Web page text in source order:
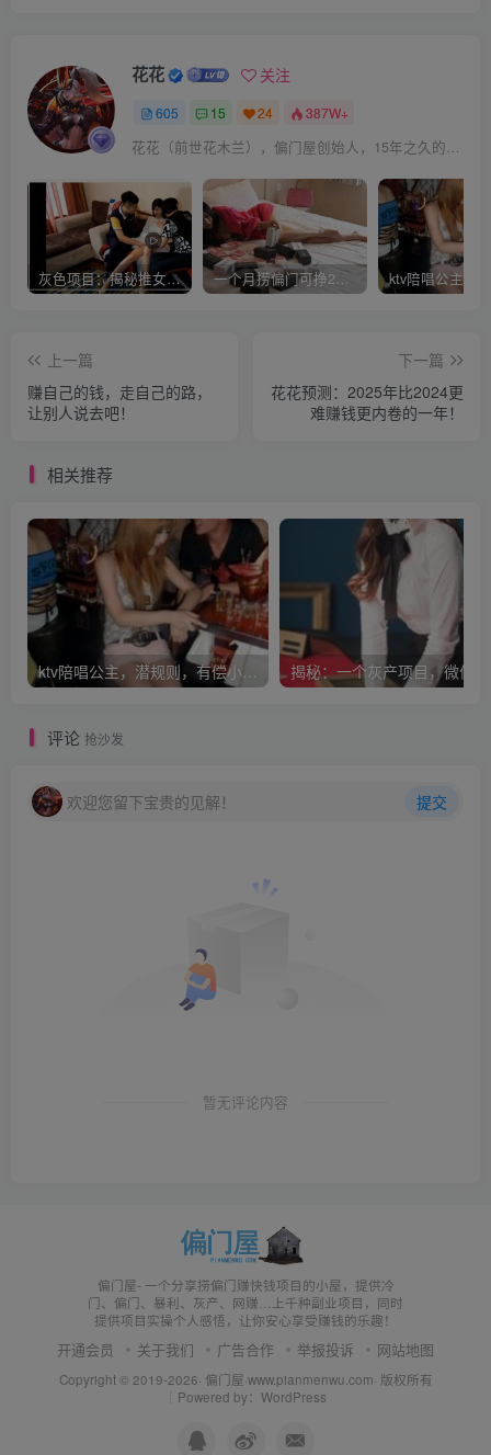
花花 关注
605 15 24 387W+
花花（前世花木兰），偏门屋创始人，15年之久的网上赚钱经验。
灰色项目：揭秘推女郎艾栗栗收费视频赚钱套路! 一个月捞偏门可挣20万是真的吗？
上一篇
赚自己的钱，走自己的路，
让别人说去吧！
下一篇
花花预测：2025年比2024更
难赚钱更内卷的一年！
相关推荐
ktv陪唱公主，潜规则，有偿小费灰色收入，月入万元！
评论 抢沙发
欢迎您留下宝贵的见解！ 提交
暂无评论内容
偏门屋- 一个分享捞偏门赚快钱项目的小屋，提供冷
门、偏门、暴利、灰产、网赚…上千种副业项目，同时
提供项目实操个人感悟，让你安心享受赚钱的乐趣！
开通会员 关于我们 广告合作 举报投诉 网站地图
Copyright © 2019-2026· 偏门屋·www.pianmenwu.com· 版权所有
┊Powered by：WordPress